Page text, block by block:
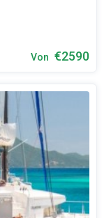
Von €2590